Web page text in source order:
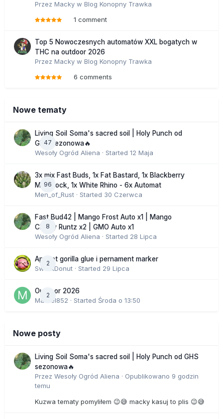
Przez Macky w Blog Konopny Trawka
1 comment
Top 5 Nowoczesnych automatów XXL bogatych w
THC na outdoor 2026
Przez Macky w Blog Konopny Trawka
6 comments
Nowe tematy
47
Living Soil Soma's sacred soil | Holy Punch od
GHS sezonowa🔥
Wesoły Ogród Aliena · Started 12 Maja
96
3x mix Fast Buds, 1x Fat Bastard, 1x Blackberry
Moonrock, 1x White Rhino - 6x Automat
Men_of_Rust · Started 30 Czerwca
8
Fast Bud42 | Mango Frost Auto x1 | Mango
Cherry Runtz x2 | GMO Auto x1
Wesoły Ogród Aliena · Started 28 Lipca
2
Apricot gorilla glue i pernament marker
SweetDonut · Started 29 Lipca
2
Outdoor 2026
Marcel852 · Started Środa o 13:50
Nowe posty
Living Soil Soma's sacred soil | Holy Punch od GHS
sezonowa🔥
Przez Wesoły Ogród Aliena · Opublikowano 9 godzin
temu
Kuzwa tematy pomyliłem 😉😅 macky kasuj to plis 😉😅